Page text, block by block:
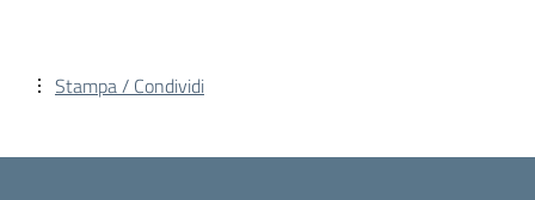
Stampa / Condividi